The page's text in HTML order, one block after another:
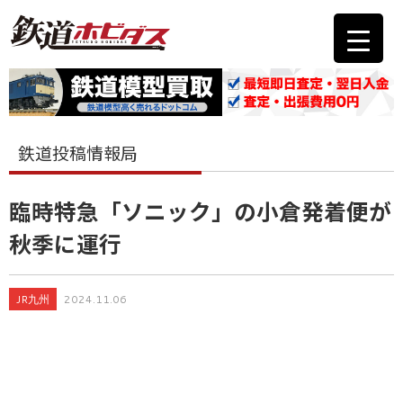
鉄道投稿情報局
臨時特急「ソニック」の小倉発着便が
秋季に運行
JR九州 2024.11.06